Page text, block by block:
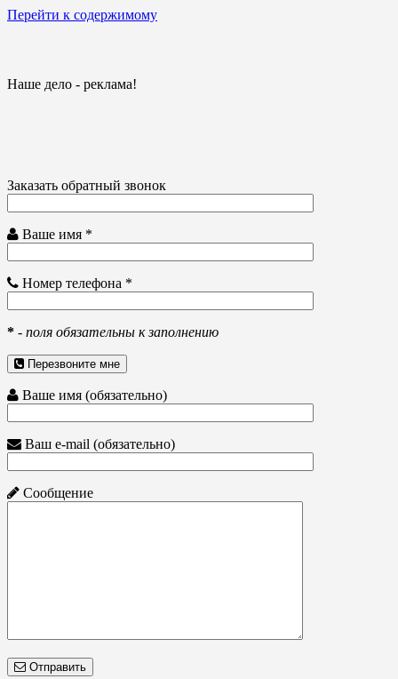
Перейти к содержимому
Наше дело - реклама!
Заказать обратный звонок
Ваше имя *
Номер телефона *
* - поля обязательны к заполнению
Перезвоните мне
Ваше имя (обязательно)
Ваш e-mail (обязательно)
Сообщение
Отправить